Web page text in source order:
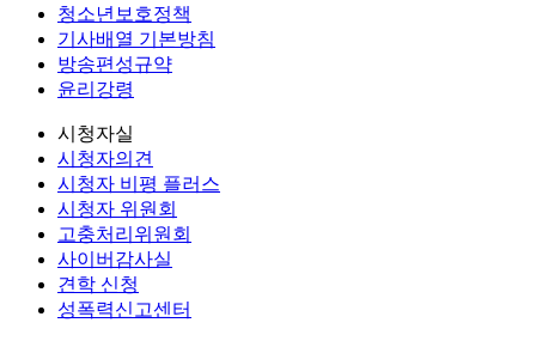
청소년보호정책
기사배열 기본방침
방송편성규약
윤리강령
시청자실
시청자의견
시청자 비평 플러스
시청자 위원회
고충처리위원회
사이버감사실
견학 신청
성폭력신고센터